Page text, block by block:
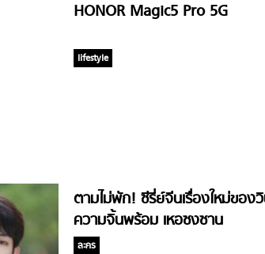
HONOR Magic5 Pro 5G
lifestyle
ตามไม่พัก! ซีรี่ย์จีนเรื่องใหม่ขอ
ความจิ้นพร้อม เหอซงซาน
ละคร